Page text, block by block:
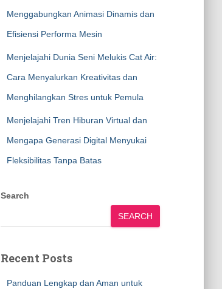
Menggabungkan Animasi Dinamis dan
Efisiensi Performa Mesin
Menjelajahi Dunia Seni Melukis Cat Air:
Cara Menyalurkan Kreativitas dan
Menghilangkan Stres untuk Pemula
Menjelajahi Tren Hiburan Virtual dan
Mengapa Generasi Digital Menyukai
Fleksibilitas Tanpa Batas
Search
SEARCH
Recent Posts
Panduan Lengkap dan Aman untuk